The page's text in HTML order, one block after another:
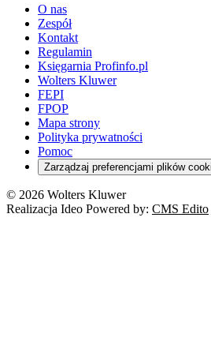
O nas
Zespół
Kontakt
Regulamin
Księgarnia Profinfo.pl
Wolters Kluwer
FEPI
FPOP
Mapa strony
Polityka prywatności
Pomoc
Zarządzaj preferencjami plików
© 2026 Wolters Kluwer
Realizacja Ideo Powered by: CMS Edito